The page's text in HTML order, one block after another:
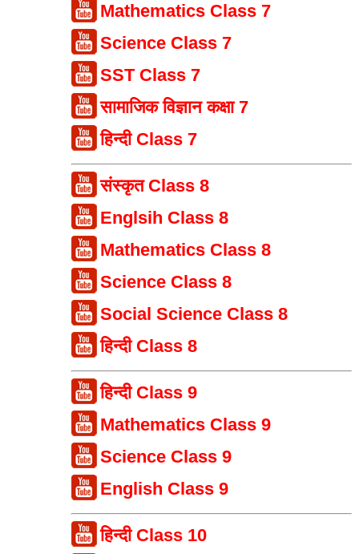
Mathematics Class 7
Science Class 7
SST Class 7
सामाजिक विज्ञान कक्षा 7
हिन्दी Class 7
संस्कृत Class 8
Englsih Class 8
Mathematics Class 8
Science Class 8
Social Science Class 8
हिन्दी Class 8
हिन्दी Class 9
Mathematics Class 9
Science Class 9
English Class 9
हिन्दी Class 10